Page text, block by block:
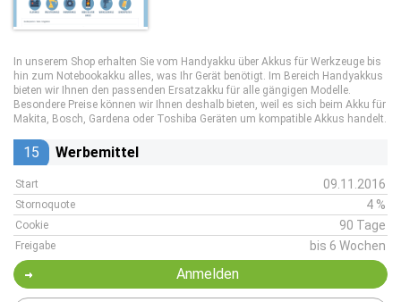
In unserem Shop erhalten Sie vom Handyakku über Akkus für Werkzeuge bis
hin zum Notebookakku alles, was Ihr Gerät benötigt. Im Bereich Handyakkus
bieten wir Ihnen den passenden Ersatzakku für alle gängigen Modelle.
Besondere Preise können wir Ihnen deshalb bieten, weil es sich beim Akku für
Makita, Bosch, Gardena oder Toshiba Geräten um kompatible Akkus handelt.
15 Werbemittel
Start 09.11.2016
Stornoquote 4 %
Cookie 90 Tage
Freigabe bis 6 Wochen
Anmelden